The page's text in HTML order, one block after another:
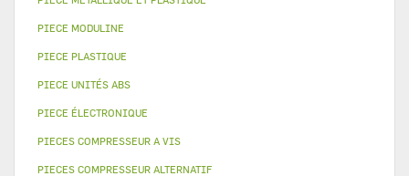
PIECE MODULINE
PIECE PLASTIQUE
PIECE UNITÉS ABS
PIECE ÉLECTRONIQUE
PIECES COMPRESSEUR A VIS
PIECES COMPRESSEUR ALTERNATIF